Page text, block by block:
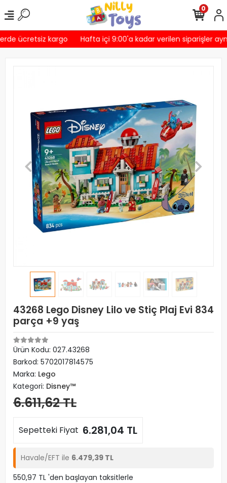
ücretsiz kargo Hafta içi 9:00'a kadar verilen siparişler
0
43268 Lego Disney Lilo ve Stiç Plaj Evi 834
parça +9 yaş
Ürün Kodu: 027.43268
Barkod: 5702017814575
Marka: Lego
Kategori: Disney™
6.611,62 TL
Sepetteki Fiyat 6.281,04 TL
Havale/EFT ile 6.479,39 TL
550,97 TL 'den başlayan taksitlerle